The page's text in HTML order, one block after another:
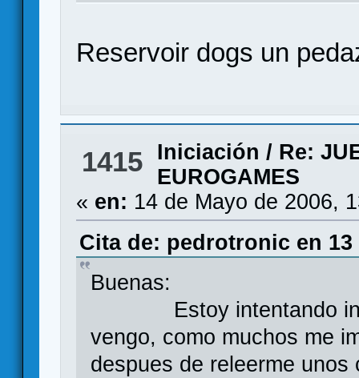
Reservoir dogs un
1415 Iniciación / Re:
EUROGAMES
« en: 14 de Mayo de 2006,
Cita de: pedrotronic en 13
Buenas:
Estoy intentando
vengo, como muchos me
despues de releerme